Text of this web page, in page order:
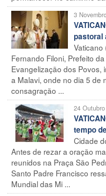
3
pastoral
Vaticano
Fernando Filoni, Prefeito
Evangelização dos Povos,
a Malavi, onde no dia 5 de
consagração ...
24
tempo
Cidade
Antes de rezar a oração
reunidos na Praça São
Santo Padre Francisco
Mundial das Mi ...